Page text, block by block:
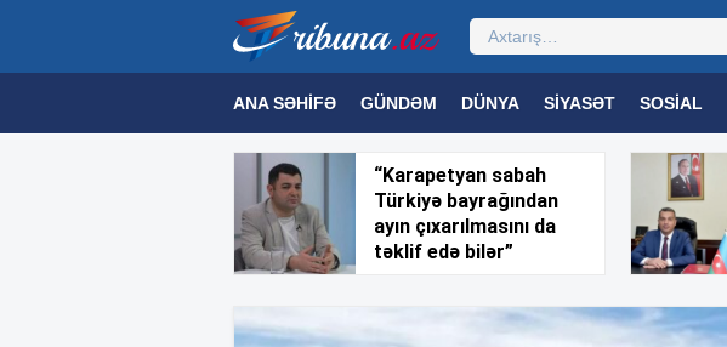
ANA SƏHIFƏ GÜNDƏM DÜNYA SIYASƏT SOSIAL
MƏDƏNIYYƏT MAQAZIN TEXNOLOGIYA TƏHSIL
“Karapetyan sabah
Türkiyə bayrağından
ayın çıxarılmasını da
təklif edə bilər”